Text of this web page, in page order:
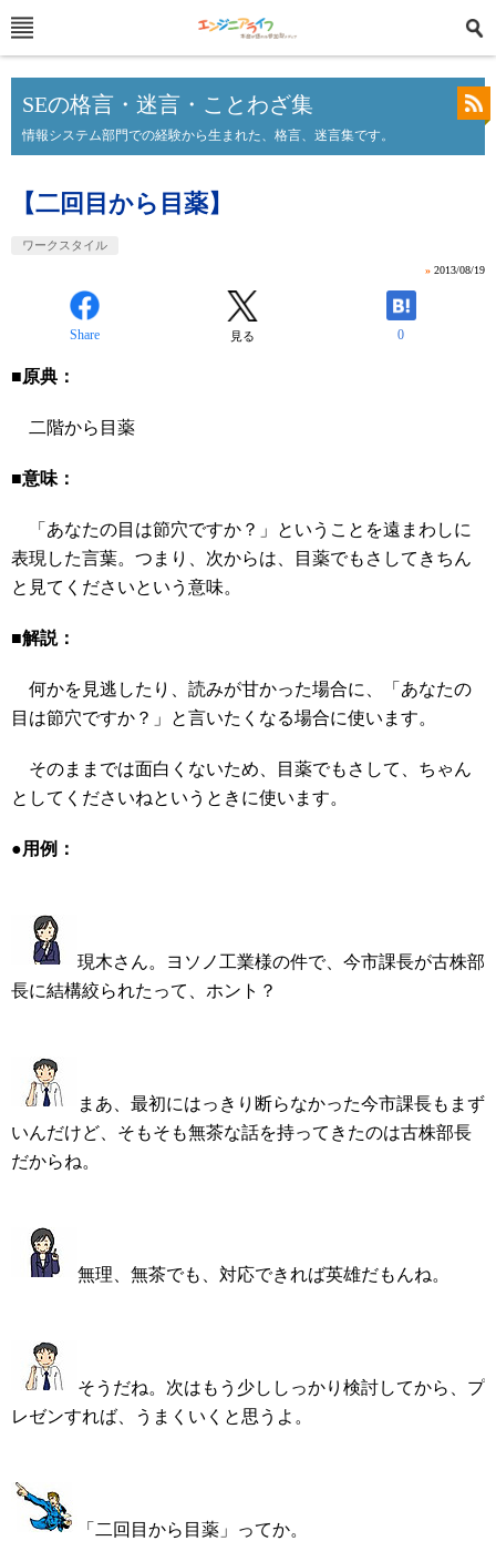
SEの格言・迷言・ことわざ集
情報システム部門での経験から生まれた、格言、迷言集です。
【二回目から目薬】
ワークスタイル
» 2013/08/19
Share 見る 0
■原典：
二階から目薬
■意味：
「あなたの目は節穴ですか？」ということを遠まわしに
表現した言葉。つまり、次からは、目薬でもさしてきちん
と見てくださいという意味。
■解説：
何かを見逃したり、読みが甘かった場合に、「あなたの
目は節穴ですか？」と言いたくなる場合に使います。
そのままでは面白くないため、目薬でもさして、ちゃん
としてくださいねというときに使います。
●用例：
現木さん。ヨソノ工業様の件で、今市課長が古株部
長に結構絞られたって、ホント？
まあ、最初にはっきり断らなかった今市課長もまず
いんだけど、そもそも無茶な話を持ってきたのは古株部長
だからね。
無理、無茶でも、対応できれば英雄だもんね。
そうだね。次はもう少ししっかり検討してから、プ
レゼンすれば、うまくいくと思うよ。
「二回目から目薬」ってか。